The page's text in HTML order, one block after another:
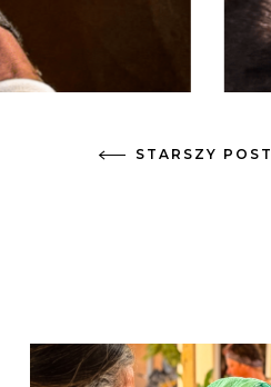
STARSZY POST